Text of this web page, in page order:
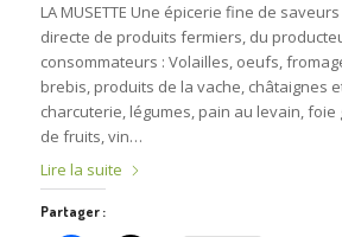
LA MUSETTE Une épicerie fine de
directe de produits fermiers, du
consommateurs : Volailles, oeufs,
brebis, produits de la vache, châtaignes
charcuterie, légumes, pain au levain, foie
de fruits, vin…
Lire la suite
Partager :